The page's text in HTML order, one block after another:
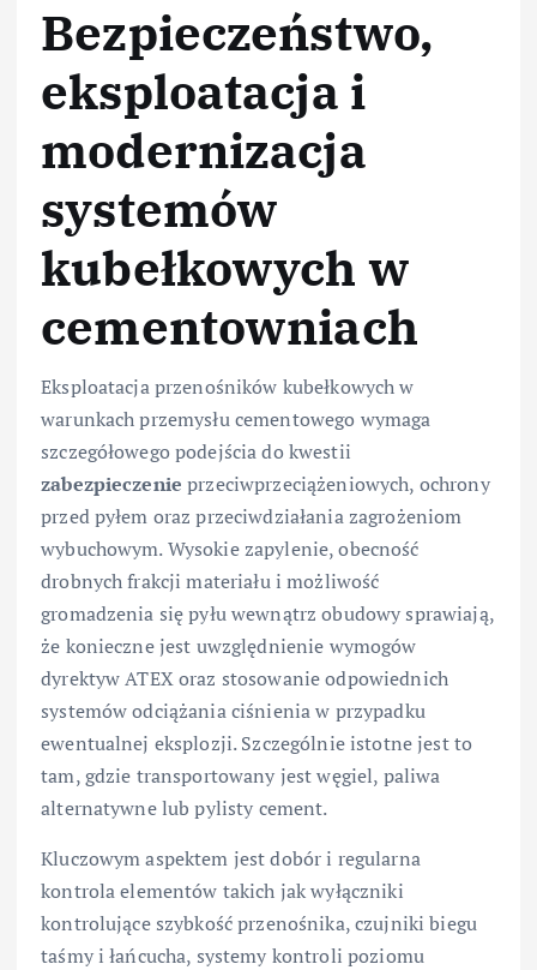
Bezpieczeństwo,
eksploatacja i
modernizacja
systemów
kubełkowych w
cementowniach
Eksploatacja przenośników kubełkowych w
warunkach przemysłu cementowego wymaga
szczegółowego podejścia do kwestii
zabezpieczenie przeciwprzeciążeniowych, ochrony
przed pyłem oraz przeciwdziałania zagrożeniom
wybuchowym. Wysokie zapylenie, obecność
drobnych frakcji materiału i możliwość
gromadzenia się pyłu wewnątrz obudowy sprawiają,
że konieczne jest uwzględnienie wymogów
dyrektyw ATEX oraz stosowanie odpowiednich
systemów odciążania ciśnienia w przypadku
ewentualnej eksplozji. Szczególnie istotne jest to
tam, gdzie transportowany jest węgiel, paliwa
alternatywne lub pylisty cement.
Kluczowym aspektem jest dobór i regularna
kontrola elementów takich jak wyłączniki
kontrolujące szybkość przenośnika, czujniki biegu
taśmy i łańcucha, systemy kontroli poziomu